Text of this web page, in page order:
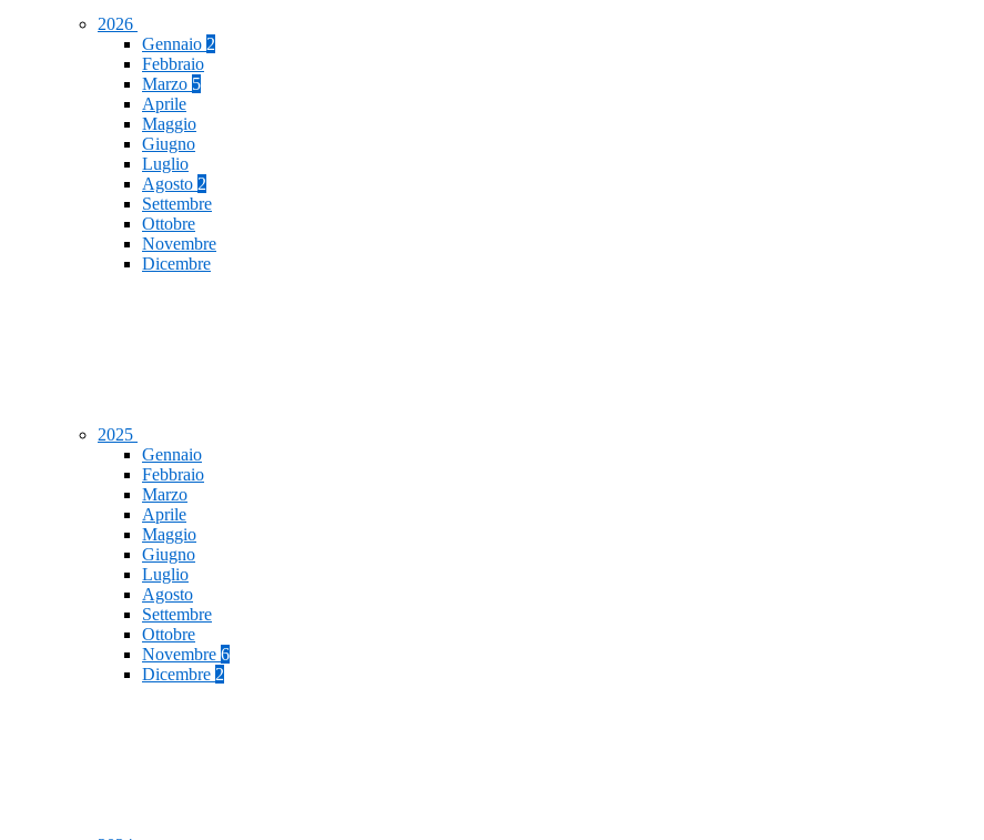
2026
Gennaio 2
Febbraio
Marzo 5
Aprile
Maggio
Giugno
Luglio
Agosto 2
Settembre
Ottobre
Novembre
Dicembre
2025
Gennaio
Febbraio
Marzo
Aprile
Maggio
Giugno
Luglio
Agosto
Settembre
Ottobre
Novembre 6
Dicembre 2